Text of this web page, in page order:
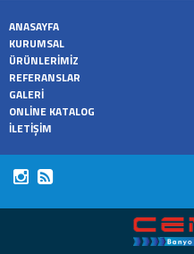
ANASAYFA
KURUMSAL
ÜRÜNLERİMİZ
REFERANSLAR
GALERİ
ONLİNE KATALOG
İLETİŞİM